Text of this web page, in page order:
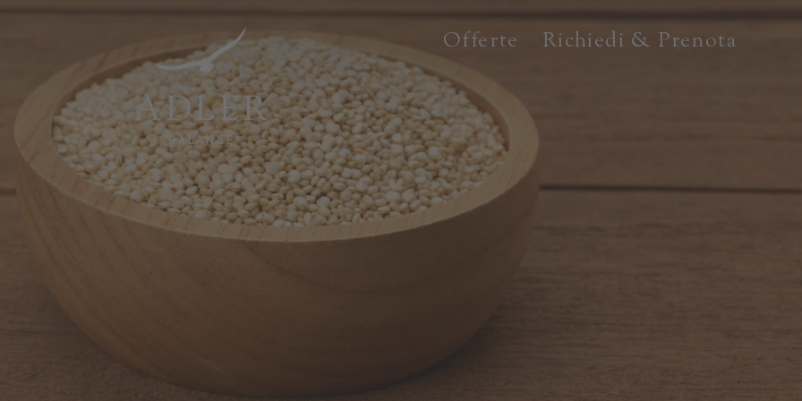
Offerte Richiedi & Prenota